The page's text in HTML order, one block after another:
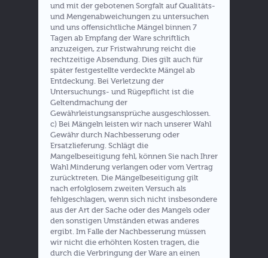
und mit der gebotenen Sorgfalt auf Qualitäts-
und Mengenabweichungen zu untersuchen
und uns offensichtliche Mängel binnen 7
Tagen ab Empfang der Ware schriftlich
anzuzeigen, zur Fristwahrung reicht die
rechtzeitige Absendung. Dies gilt auch für
später festgestellte verdeckte Mängel ab
Entdeckung. Bei Verletzung der
Untersuchungs- und Rügepflicht ist die
Geltendmachung der
Gewährleistungsansprüche ausgeschlossen.
c) Bei Mängeln leisten wir nach unserer Wahl
Gewähr durch Nachbesserung oder
Ersatzlieferung. Schlägt die
Mangelbeseitigung fehl, können Sie nach Ihrer
Wahl Minderung verlangen oder vom Vertrag
zurücktreten. Die Mängelbeseitigung gilt
nach erfolglosem zweiten Versuch als
fehlgeschlagen, wenn sich nicht insbesondere
aus der Art der Sache oder des Mangels oder
den sonstigen Umständen etwas anderes
ergibt. Im Falle der Nachbesserung müssen
wir nicht die erhöhten Kosten tragen, die
durch die Verbringung der Ware an einen